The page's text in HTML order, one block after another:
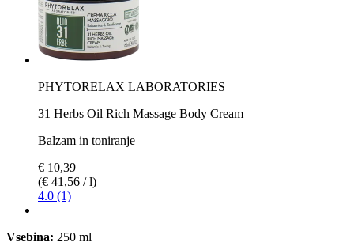
PHYTORELAX LABORATORIES
31 Herbs Oil Rich Massage Body Cream
Balzam in toniranje
€ 10,39
(€ 41,56 / l)
4.0 (1)
Vsebina: 250 ml